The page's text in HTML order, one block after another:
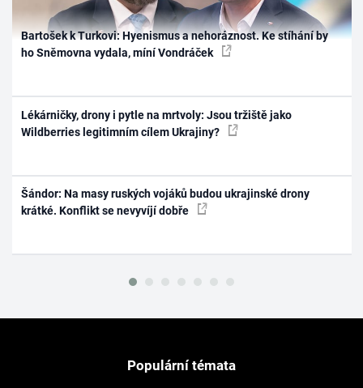
Bartošek k Turkovi: Hyenismus a nehoráznost. Ke stíhání by
ho Sněmovna vydala, míní Vondráček
Lékárničky, drony i pytle na mrtvoly: Jsou tržiště jako
Wildberries legitimním cílem Ukrajiny?
Šándor: Na masy ruských vojáků budou ukrajinské drony
krátké. Konflikt se nevyvíjí dobře
Populární témata